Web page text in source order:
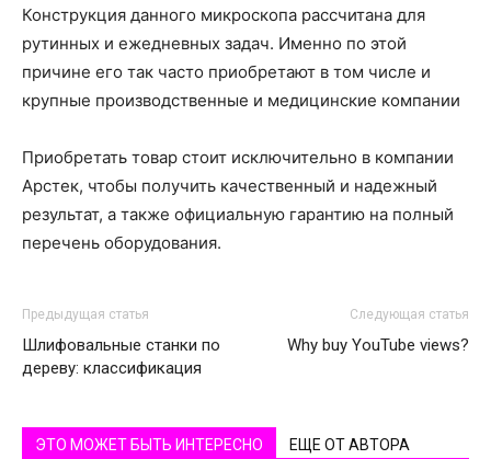
Конструкция данного микроскопа рассчитана для
рутинных и ежедневных задач. Именно по этой
причине его так часто приобретают в том числе и
крупные производственные и медицинские компании
Приобретать товар стоит исключительно в компании
Арстек, чтобы получить качественный и надежный
результат, а также официальную гарантию на полный
перечень оборудования.
Предыдущая статья
Шлифовальные станки по
дереву: классификация
Следующая статья
Why buy YouTube views?
ЭТО МОЖЕТ БЫТЬ ИНТЕРЕСНО ЕЩЕ ОТ АВТОРА